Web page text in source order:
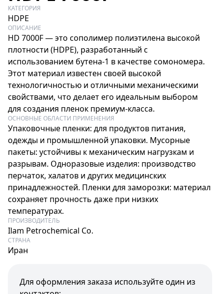
КАТЕГОРИЯ
HDPE
ОПИСАНИЕ
HD 7000F — это сополимер полиэтилена высокой
плотности (HDPE), разработанный с
использованием бутена-1 в качестве сомономера.
Этот материал известен своей высокой
технологичностью и отличными механическими
свойствами, что делает его идеальным выбором
для создания пленок премиум-класса.
ОСНОВНЫЕ ОБЛАСТИ ПРИМЕНЕНИЯ
Упаковочные пленки: для продуктов питания,
одежды и промышленной упаковки. Мусорные
пакеты: устойчивы к механическим нагрузкам и
разрывам. Одноразовые изделия: производство
перчаток, халатов и других медицинских
принадлежностей. Пленки для заморозки: материал
сохраняет прочность даже при низких
температурах.
ПРОИЗВОДИТЕЛЬ
Ilam Petrochemical Co.
СТРАНА
Иран
Для оформления заказа используйте один из